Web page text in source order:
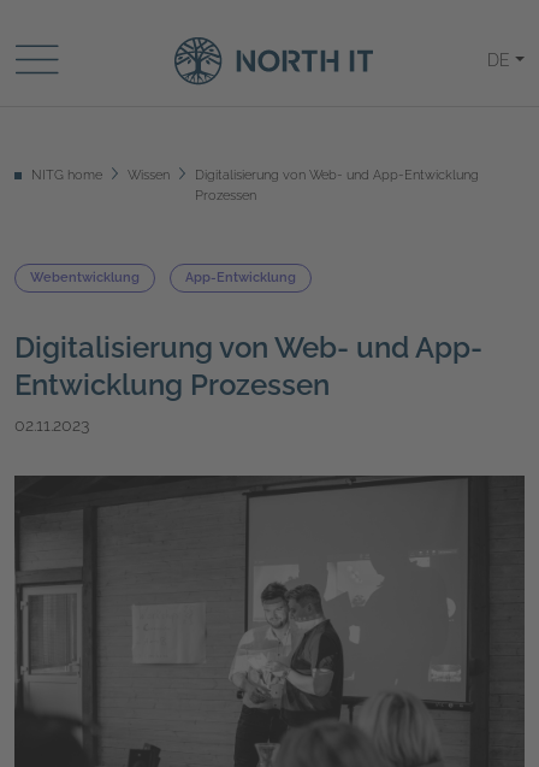
DE
NITG home Wissen
Digitalisierung von Web- und App-Entwicklung
Prozessen
Webentwicklung App-Entwicklung
Digitalisierung von Web- und App-
Entwicklung Prozessen
02.11.2023